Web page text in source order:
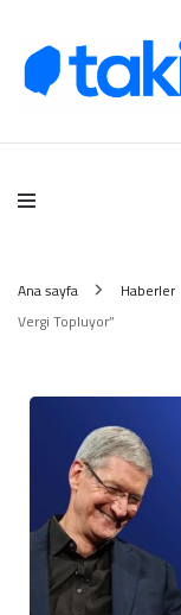
Ana sayfa Haberler
Vergi Topluyor”